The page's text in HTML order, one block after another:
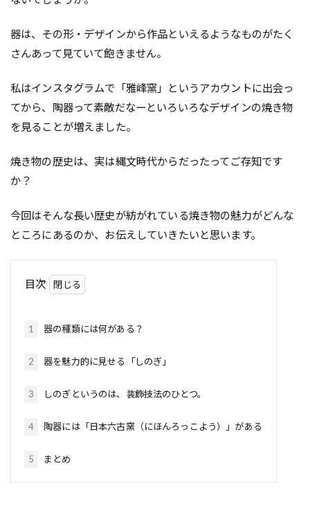
器は、その形・デザインから作品といえるようなものがたく
さんあって見ていて飽きません。
私はインスタグラムで「雅峰窯」というアカウントに出会っ
てから、陶器って素敵だなーといろいろなデザインの焼き物
を見ることが増えました。
焼き物の歴史は、実は縄文時代からだったってご存知です
か？
今回はそんな長い歴史が紡がれている焼き物の魅力がどんな
ところにあるのか、お伝えしていきたいと思います。
目次
1 器の種類には何がある？
2 器を魅力的に見せる「しのぎ」
3 しのぎというのは、装飾技法のひとつ。
4 陶器には「日本六古窯（にほんろっこよう）」がある
5 まとめ